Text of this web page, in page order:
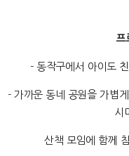
프
- 동작구에서 아이도
- 가까운 동네 공원을 가볍
시
산책 모임에 함께